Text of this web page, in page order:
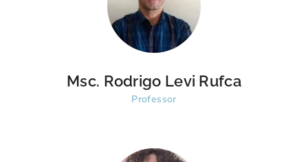
Msc. Rodrigo Levi Rufca
Professor